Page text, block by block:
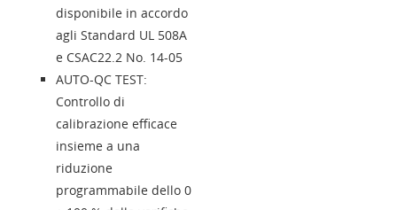
Rivenditori
Lingua
disponibile in accordo
agli Standard UL 508A
e CSAC22.2 No. 14-05
AUTO-QC TEST:
Controllo di
calibrazione efficace
insieme a una
riduzione
programmabile dello 0